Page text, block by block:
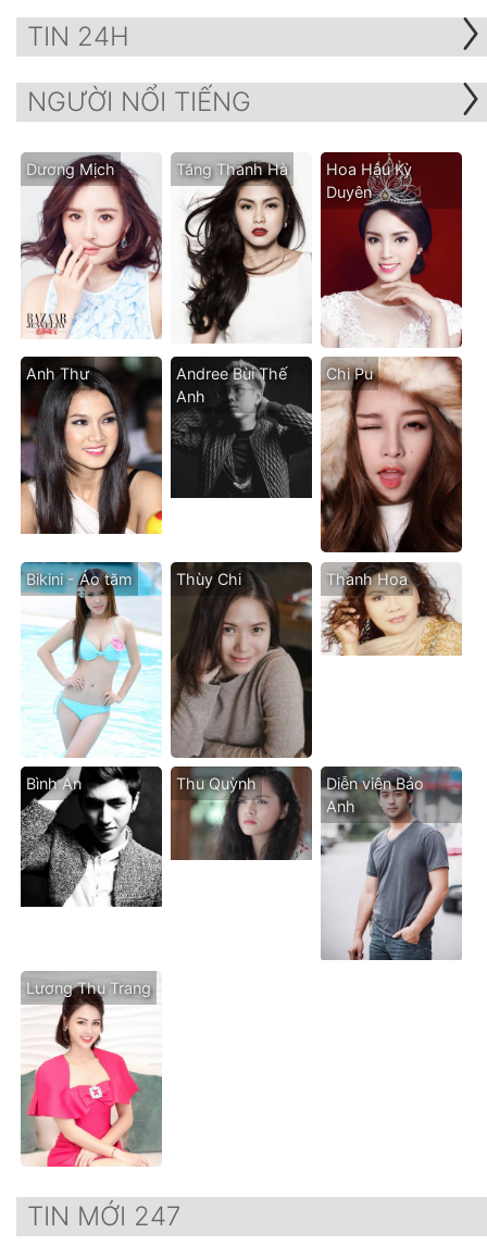
TIN 24H
NGƯỜI NỔI TIẾNG
Dương Mịch Tăng Thanh Hà
Hoa Hậu Kỳ
Duyên
Anh Thư
Andree Bùi Thế
Anh
Chi Pu
Bikini - Áo tăm Thùy Chi Thanh Hoa
Bình An Thu Quỳnh
Diễn viên Bảo
Anh
Lương Thu Trang
TIN MỚI 247